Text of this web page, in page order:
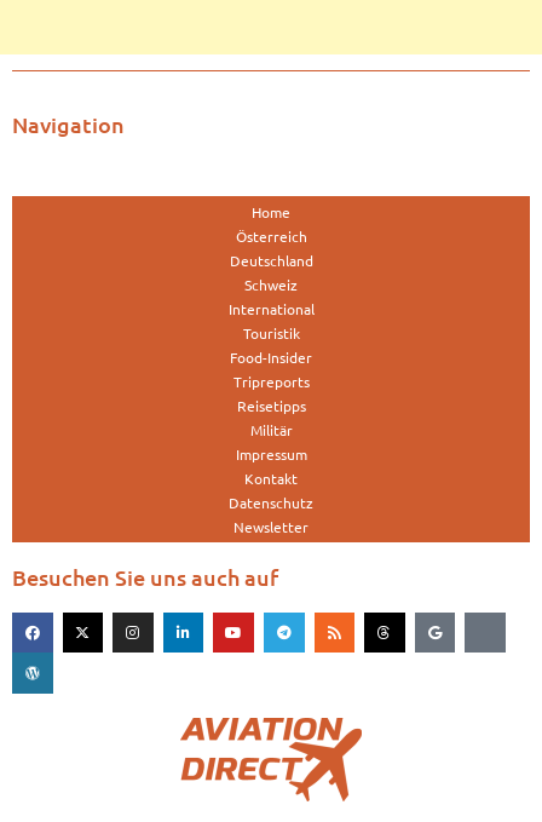
Navigation
Home
Österreich
Deutschland
Schweiz
International
Touristik
Food-Insider
Tripreports
Reisetipps
Militär
Impressum
Kontakt
Datenschutz
Newsletter
Besuchen Sie uns auch auf